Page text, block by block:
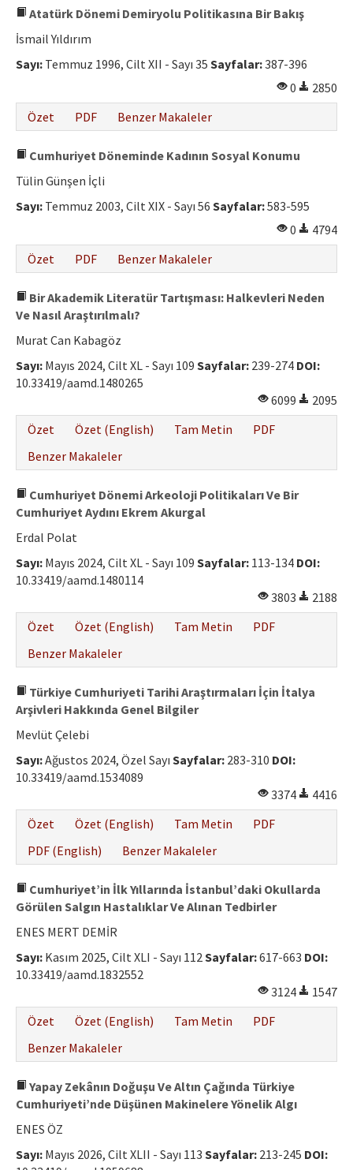
Atatürk Dönemi Demiryolu Politikasına Bir Bakış
İsmail Yıldırım
Sayı: Temmuz 1996, Cilt XII - Sayı 35 Sayfalar:387-396
0
2850
Özet
PDF Benzer Makaleler
Cumhuriyet Döneminde Kadının Sosyal Konumu
Tülin Günşen İçli
Sayı: Temmuz 2003, Cilt XIX - Sayı 56 Sayfalar:583-595
0
4794
Özet
PDF Benzer Makaleler
Bir Akademik Literatür Tartışması: Halkevleri Neden
Ve Nasıl Araştırılmalı?
Murat Can Kabagöz
Sayı: Mayıs 2024, Cilt XL - Sayı 109 Sayfalar: 239-274 DOI:
10.33419/aamd.1480265
6099
2095
Özet
Özet (English) Tam Metin
PDF
Benzer Makaleler
Cumhuriyet Dönemi Arkeoloji Politikaları Ve Bir
Cumhuriyet Aydını Ekrem Akurgal
Erdal Polat
Sayı: Mayıs 2024, Cilt XL - Sayı 109 Sayfalar: 113-134 DOI:
10.33419/aamd.1480114
3803
2188
Özet
Özet (English) Tam Metin
PDF
Benzer Makaleler
Türkiye Cumhuriyeti Tarihi Araştırmaları İçin İtalya
Arşivleri Hakkında Genel Bilgiler
Mevlüt Çelebi
Sayı:Ağustos 2024, Özel Sayı Sayfalar: 283-310 DOI:
10.33419/aamd.1534089
3374
4416
Özet
Özet (English) Tam Metin
PDF
PDF (English)
Benzer Makaleler
Cumhuriyet’in İlk Yıllarında İstanbul’daki Okullarda
Görülen Salgın Hastalıklar Ve Alınan Tedbirler
ENES MERT DEMİR
Sayı: Kasım 2025, Cilt XLI - Sayı 112Sayfalar:617-663 DOI:
10.33419/aamd.1832552
3124
1547
Özet
Özet (English) Tam Metin
PDF
Benzer Makaleler
Yapay Zekânın Doğuşu Ve Altın Çağında Türkiye
Cumhuriyeti’nde Düşünen Makinelere Yönelik Algı
ENES ÖZ
Sayı: Mayıs 2026, Cilt XLII - Sayı 113 Sayfalar: 213-245 DOI: